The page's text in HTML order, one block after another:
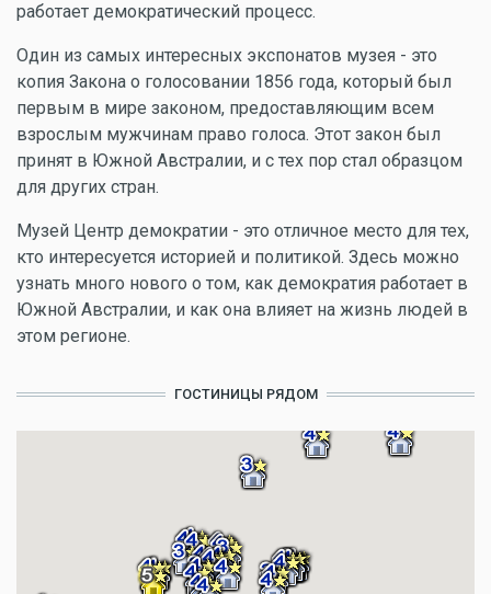
работает демократический процесс.
Один из самых интересных экспонатов музея - это
копия Закона о голосовании 1856 года, который был
первым в мире законом, предоставляющим всем
взрослым мужчинам право голоса. Этот закон был
принят в Южной Австралии, и с тех пор стал образцом
для других стран.
Музей Центр демократии - это отличное место для тех,
кто интересуется историей и политикой. Здесь можно
узнать много нового о том, как демократия работает в
Южной Австралии, и как она влияет на жизнь людей в
этом регионе.
ГОСТИНИЦЫ РЯДОМ